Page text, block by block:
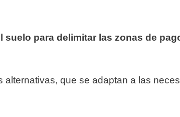
para delimitar las zonas de
que se adaptan a las